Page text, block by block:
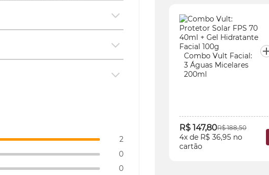
Combo Vult Facial:
3 Águas Micelares
200ml
R$ 188,50
R$ 147,80
4x de R$ 36,95 no
cartão
2
0
0